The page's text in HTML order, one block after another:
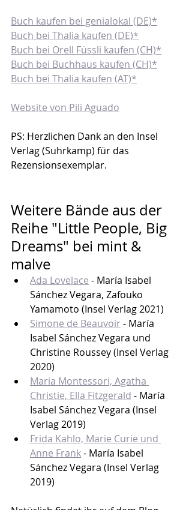
Buch kaufen bei genialokal (DE)*
Buch bei Thalia kaufen (DE)*
Buch bei Orell Füssli kaufen (CH)*
Buch bei Buchhaus kaufen (CH)*
Buch bei Thalia kaufen (AT)*
Website von Pili Aguado
PS: Herzlichen Dank an den Insel
Verlag (Suhrkamp) für das
Rezensionsexemplar.
Weitere Bände aus der
Reihe "Little People, Big
Dreams" bei mint &
malve
Ada Lovelace - María Isabel
Sánchez Vegara, Zafouko
Yamamoto (Insel Verlag 2021)
Simone de Beauvoir - María
Isabel Sánchez Vegara und
Christine Roussey (Insel Verlag
2020)
Maria Montessori, Agatha
Christie, Ella Fitzgerald - María
Isabel Sánchez Vegara (Insel
Verlag 2019)
Frida Kahlo, Marie Curie und
Anne Frank - María Isabel
Sánchez Vegara (Insel Verlag
2019)